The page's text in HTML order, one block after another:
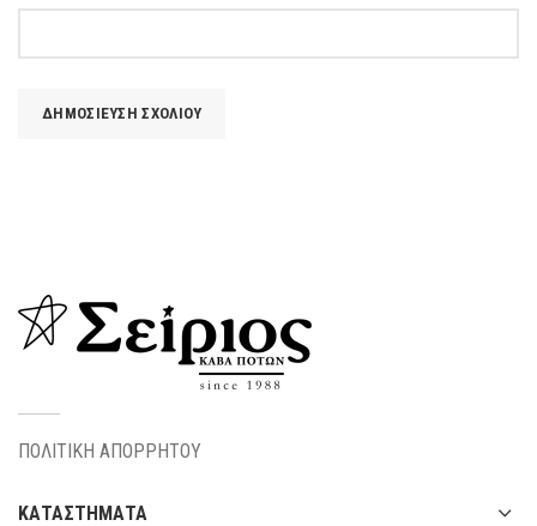
ΠΟΛΙΤΙΚΗ ΑΠΟΡΡΗΤΟΥ
ΚΑΤΑΣΤΗΜΑΤΑ